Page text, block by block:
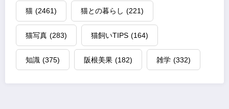
猫 (2461) 猫との暮らし (221)
猫写真 (283) 猫飼いTIPS (164)
知識 (375) 阪根美果 (182) 雑学 (332)